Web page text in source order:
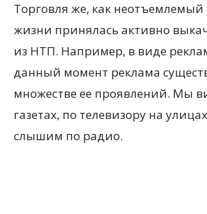
Торговля же, как неотъемлемый
жизни принялась активно
из НТП. Например, в виде
данный момент реклама
множестве ее проявлений. Мы
газетах, по телевизору на
слышим по радио.